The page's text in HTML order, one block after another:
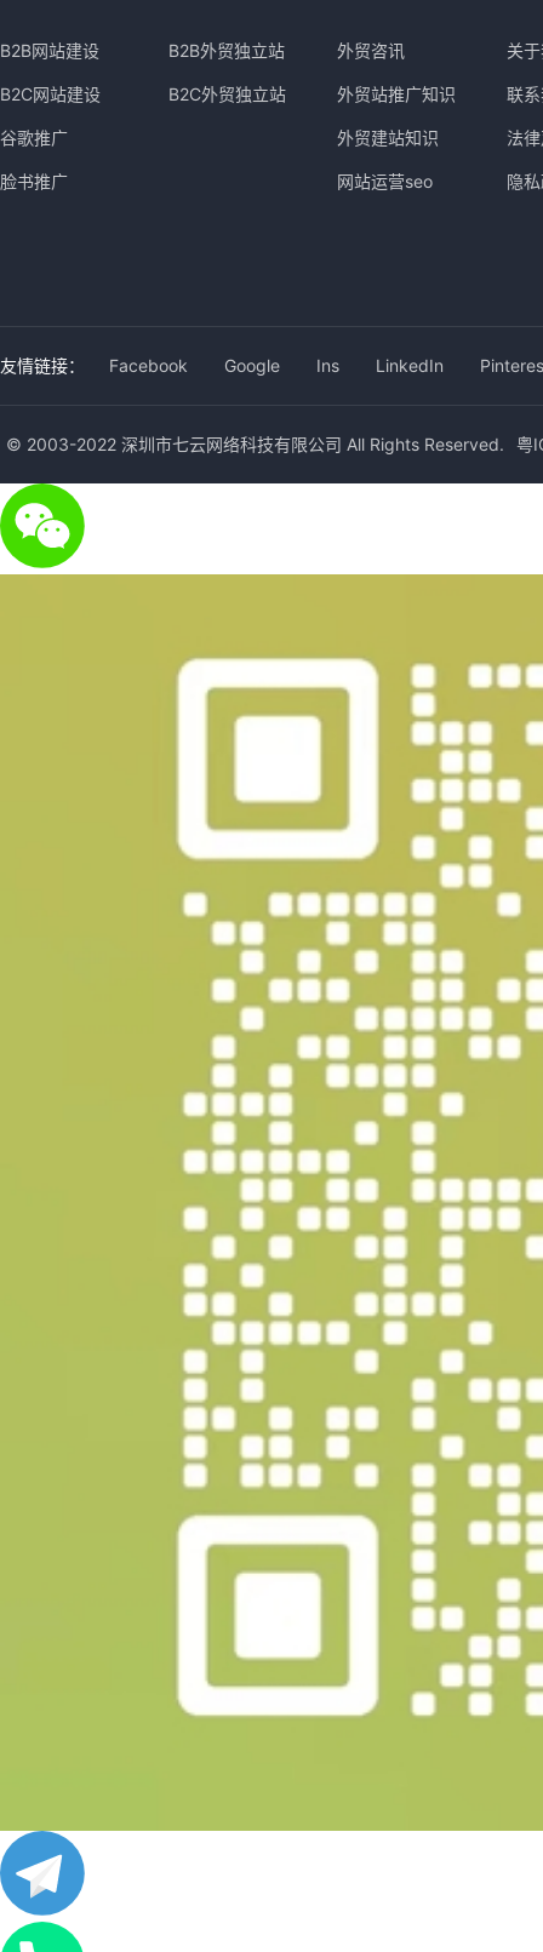
B2B网站建设
B2C网站建设
谷歌推广
脸书推广
B2B外贸独立站
B2C外贸独立站
外贸咨讯
外贸站推广知识
外贸建站知识
网站运营seo
关
联
法
隐
友情链接： Facebook Google Ins LinkedIn
© 2003-2022 深圳市七云网络科技有限公司 All Rights Reserved. 粤